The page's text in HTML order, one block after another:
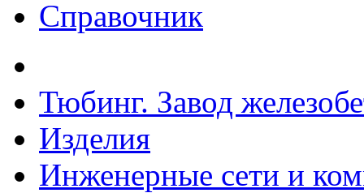
Справочник
Тюбинг. Завод
Изделия
Инженерные сети и